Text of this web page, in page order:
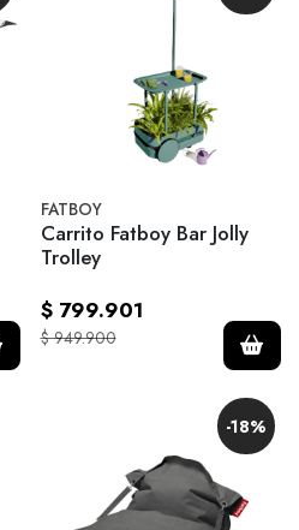
FATBOY
Carrito Fatboy Bar Jolly
Trolley
$ 799.901
$ 949.900
-18%